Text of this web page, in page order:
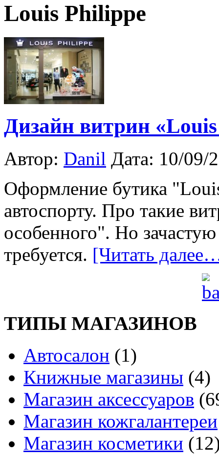
Louis Philippe
Дизайн витрин
Автор: Danil Дата: 10/09/
Оформление бутика
автоспорту. Про такие
особенного". Но
требуется. [Читать
ТИПЫ МАГАЗИНОВ
Автосалон (1)
Книжные магазины (4)
Магазин аксессуаров
Магазин кожгалантереи
Магазин косметики